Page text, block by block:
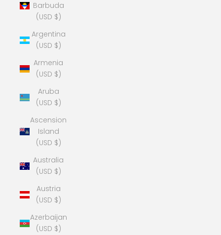
Barbuda
(USD $)
Argentina
(USD $)
Armenia
(USD $)
Aruba
(USD $)
Ascension
Island
(USD $)
Australia
(USD $)
Austria
(USD $)
Azerbaijan
(USD $)